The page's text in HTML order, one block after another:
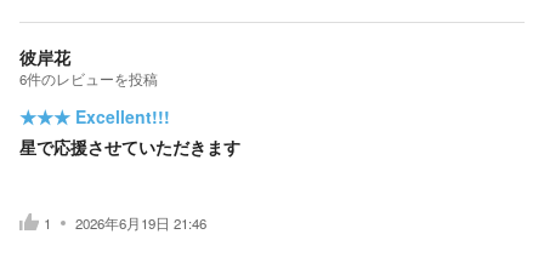
彼岸花
6件のレビューを投稿
★★★ Excellent!!!
星で応援させていただきます
1 2026年6月19日 21:46